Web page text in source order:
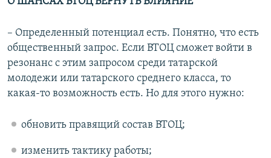
– Определенный потенциал есть. Понятно, что есть
общественный запрос. Если ВТОЦ сможет войти в
резонанс с этим запросом среди татарской
молодежи или татарского среднего класса, то
какая-то возможность есть. Но для этого нужно:
обновить правящий состав ВТОЦ;
изменить тактику работы;